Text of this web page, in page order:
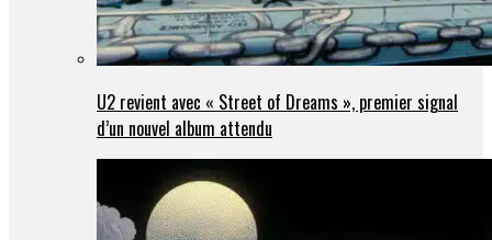
U2 revient avec « Street of Dreams », premier signal
d’un nouvel album attendu